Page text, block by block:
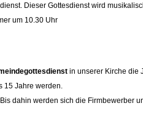
Dieser Gottesdienst wird
um 10.30 Uhr
in unserer Kirche die
15 Jahre werden.
dahin werden sich die Firmbewerber